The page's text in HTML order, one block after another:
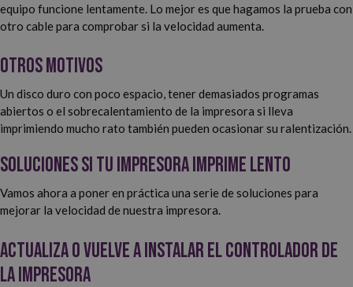
equipo funcione lentamente. Lo mejor es que hagamos la prueba con
otro cable para comprobar si la velocidad aumenta.
Otros motivos
Un disco duro con poco espacio, tener demasiados programas
abiertos o el sobrecalentamiento de la impresora si lleva
imprimiendo mucho rato también pueden ocasionar su ralentización.
Soluciones si tu impresora imprime lento
Vamos ahora a poner en práctica una serie de soluciones para
mejorar la velocidad de nuestra impresora.
Actualiza o vuelve a instalar el controlador de
la impresora